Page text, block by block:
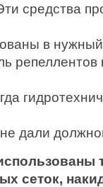
средства
в
дали
сеток,